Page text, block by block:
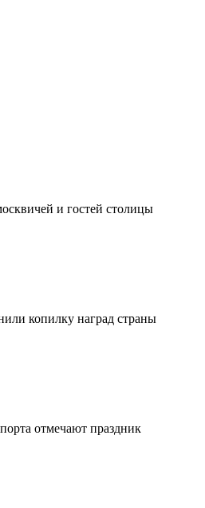
и гостей столицы
копилку наград страны
отмечают праздник